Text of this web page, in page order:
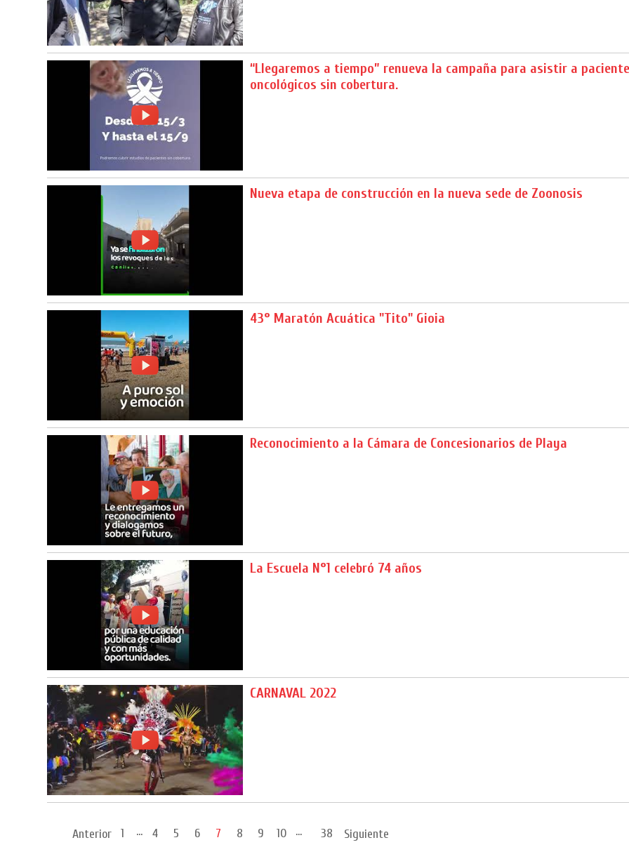
“Llegaremos a tiempo” renueva la campaña para asistir a
oncológicos sin cobertura.
Nueva etapa de construcción en la nueva sede de Zoonosis
43° Maratón Acuática "Tito" Gioia
Reconocimiento a la Cámara de Concesionarios de Playa
La Escuela N°1 celebró 74 años
CARNAVAL 2022
Anterior 1 ... 4 5 6 7 8 9 10 ... 38 Siguiente